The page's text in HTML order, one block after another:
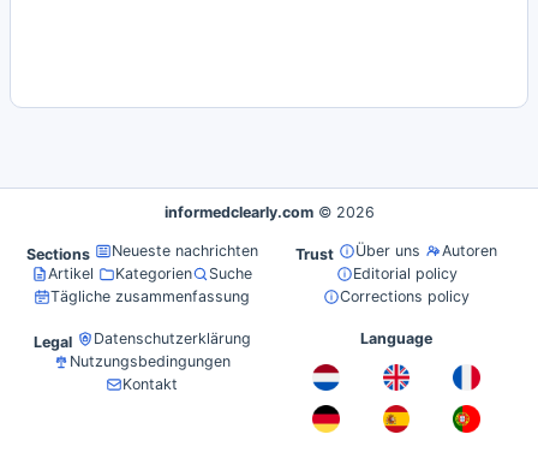
informedclearly.com © 2026
Sections
Neueste nachrichten
Artikel
Kategorien
Suche
Tägliche zusammenfassung
Trust Über uns
Autoren
Editorial policy
Corrections policy
Legal
Datenschutzerklärung
Nutzungsbedingungen
Kontakt
Language